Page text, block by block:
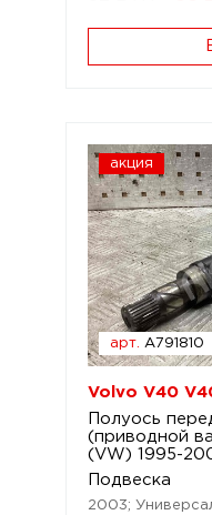
акция
арт. A791810
Volvo V40
Полуось
(приводной
(VW) 1995-
Подвеска
2003;